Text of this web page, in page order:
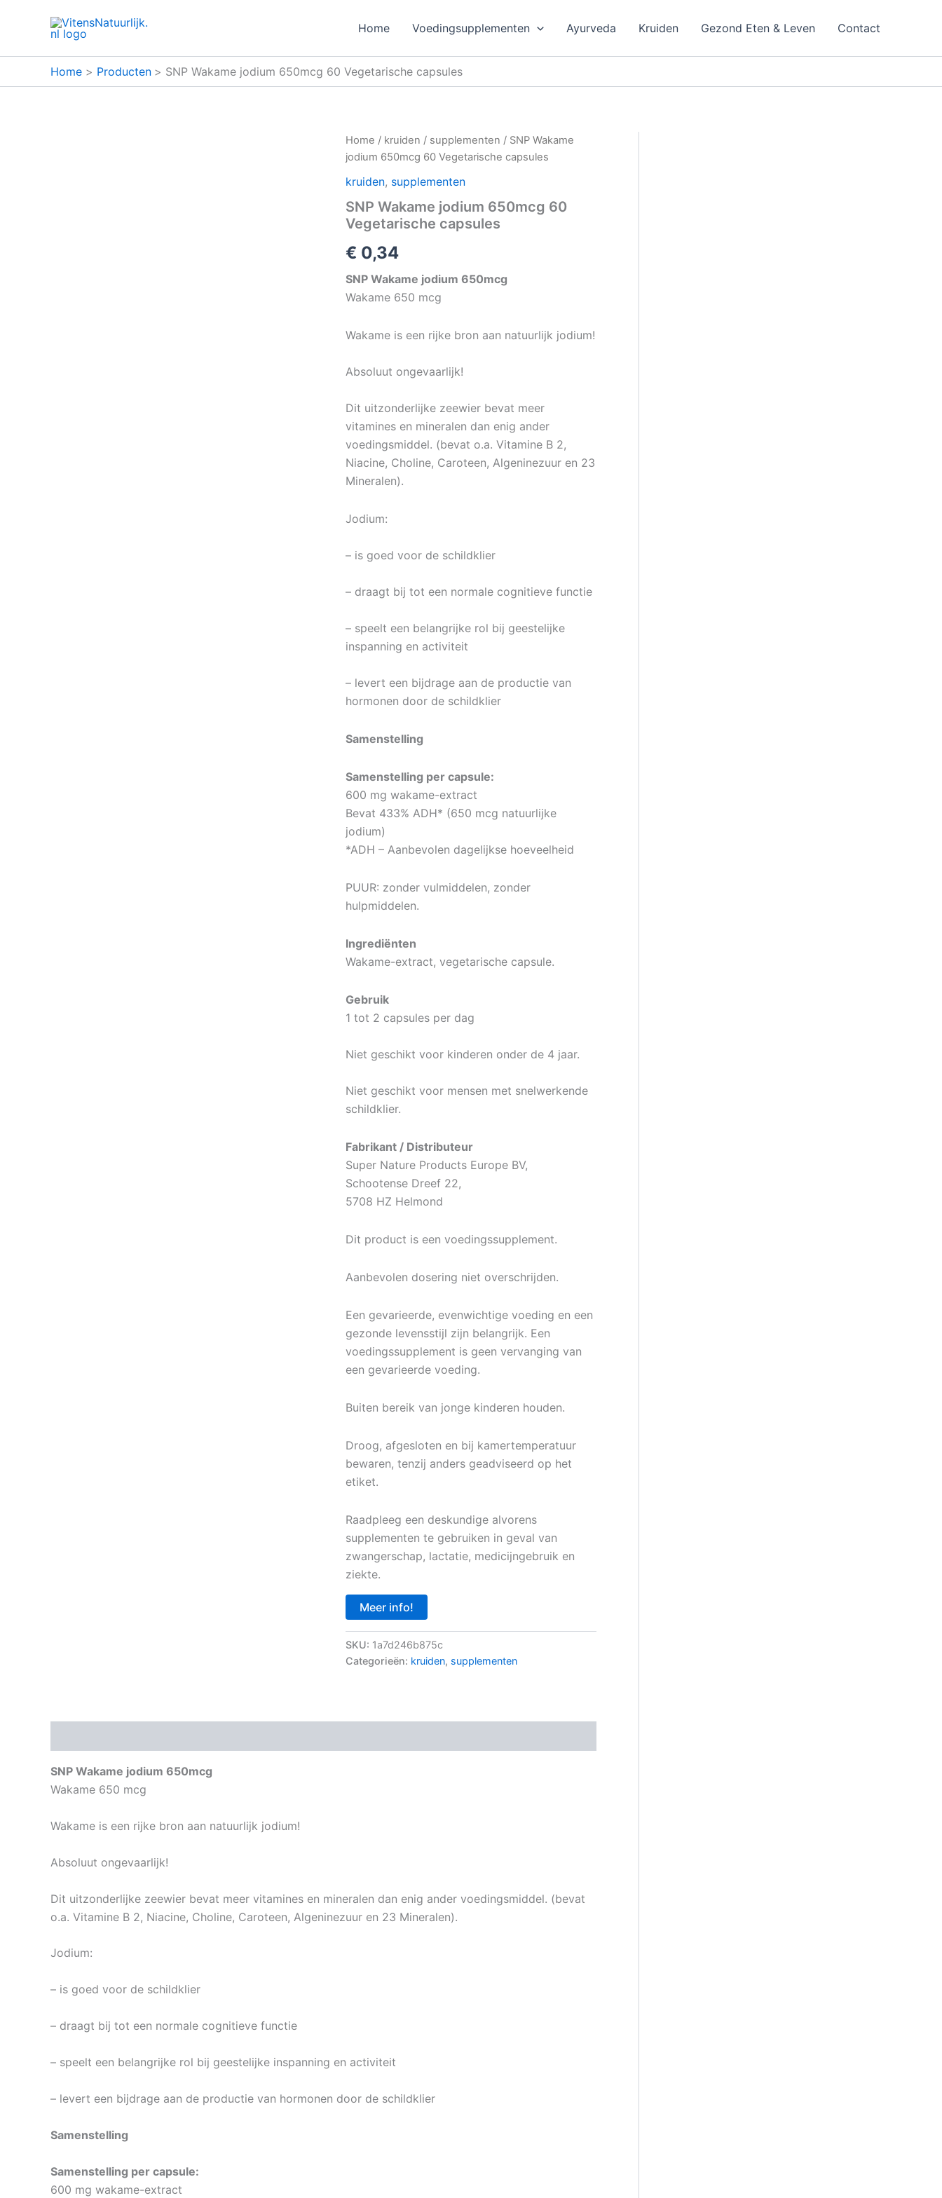
Home Voedingsupplementen Ayurveda Kruiden Gezond Eten & Leven Contact
Home Producten SNP Wakame jodium 650mcg 60 Vegetarische capsules
Home / kruiden / supplementen / SNP Wakame
jodium 650mcg 60 Vegetarische capsules
kruiden, supplementen
SNP Wakame jodium 650mcg 60
Vegetarische capsules
€ 0,34
SNP Wakame jodium 650mcg
Wakame 650 mcg
Wakame is een rijke bron aan natuurlijk jodium!
Absoluut ongevaarlijk!
Dit uitzonderlijke zeewier bevat meer
vitamines en mineralen dan enig ander
voedingsmiddel. (bevat o.a. Vitamine B 2,
Niacine, Choline, Caroteen, Algeninezuur en 23
Mineralen).
Jodium:
– is goed voor de schildklier
– draagt bij tot een normale cognitieve functie
– speelt een belangrijke rol bij geestelijke
inspanning en activiteit
– levert een bijdrage aan de productie van
hormonen door de schildklier
Samenstelling
Samenstelling per capsule:
600 mg wakame-extract
Bevat 433% ADH* (650 mcg natuurlijke
jodium)
*ADH – Aanbevolen dagelijkse hoeveelheid
PUUR: zonder vulmiddelen, zonder
hulpmiddelen.
Ingrediënten
Wakame-extract, vegetarische capsule.
Gebruik
1 tot 2 capsules per dag
Niet geschikt voor kinderen onder de 4 jaar.
Niet geschikt voor mensen met snelwerkende
schildklier.
Fabrikant / Distributeur
Super Nature Products Europe BV,
Schootense Dreef 22,
5708 HZ Helmond
Dit product is een voedingssupplement.
Aanbevolen dosering niet overschrijden.
Een gevarieerde, evenwichtige voeding en een
gezonde levensstijl zijn belangrijk. Een
voedingssupplement is geen vervanging van
een gevarieerde voeding.
Buiten bereik van jonge kinderen houden.
Droog, afgesloten en bij kamertemperatuur
bewaren, tenzij anders geadviseerd op het
etiket.
Raadpleeg een deskundige alvorens
supplementen te gebruiken in geval van
zwangerschap, lactatie, medicijngebruik en
ziekte.
Meer info!
SKU: 1a7d246b875c
Categorieën: kruiden, supplementen
SNP Wakame jodium 650mcg
Wakame 650 mcg
Wakame is een rijke bron aan natuurlijk jodium!
Absoluut ongevaarlijk!
Dit uitzonderlijke zeewier bevat meer vitamines en mineralen dan enig ander voedingsmiddel. (bevat
o.a. Vitamine B 2, Niacine, Choline, Caroteen, Algeninezuur en 23 Mineralen).
Jodium:
– is goed voor de schildklier
– draagt bij tot een normale cognitieve functie
– speelt een belangrijke rol bij geestelijke inspanning en activiteit
– levert een bijdrage aan de productie van hormonen door de schildklier
Samenstelling
Samenstelling per capsule:
600 mg wakame-extract